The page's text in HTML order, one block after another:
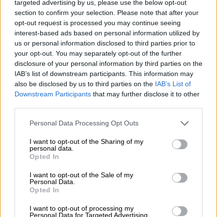
targeted advertising by us, please use the below opt-out
section to confirm your selection. Please note that after your
opt-out request is processed you may continue seeing
interest-based ads based on personal information utilized by
us or personal information disclosed to third parties prior to
your opt-out. You may separately opt-out of the further
disclosure of your personal information by third parties on the
IAB’s list of downstream participants. This information may
also be disclosed by us to third parties on the IAB’s List of
Downstream Participants that may further disclose it to other
Please note that this website/app uses one or more Google
not limited to your visit or usage behaviour. You may click to
grant or deny consent to Google and its third-party tags to
use your data for below specified purposes in below Google
consent section.
Personal Data Processing Opt Outs
I want to opt-out of the Sharing of my
personal data.
Opted In
I want to opt-out of the Sale of my
Personal Data.
Opted In
I want to opt-out of processing my
Personal Data for Targeted Advertising.
χρηματοδότηση σημαντικών λιμανιών στην
Ευρώπη και ανά την υφήλιο».
Ο Andrew McDowell, αντιπρόεδρος της
Ευρωπαϊκής Τράπεζας Επενδύσεων, δήλωσε:
«Η ανάπλαση του λιμανιού του Πειραιά θα
ενισχύσει τις συνδέσεις μεταξύ της
Ελλάδας και υπόλοιπου κόσμου και θα
εξασφαλίσει στη χώρα έναν παγκόσμιας
Ευρωπαϊκή Τράπεζα Επενδύσεων έχει την
ευχαρίστηση να χορηγήσει ένα
μακροπρόθεσμο, 20ετές δάνειο ύψους 140
εκατ. ευρώ για τον κύριο ναυτιλιακό κόμβο
της Ελλάδας και κυριότερο λιμάνι της
Μεσογείου. Η στήριξη από την ΕΤΕπ
θα προκύψουν τα επόμενα χρόνια και τη